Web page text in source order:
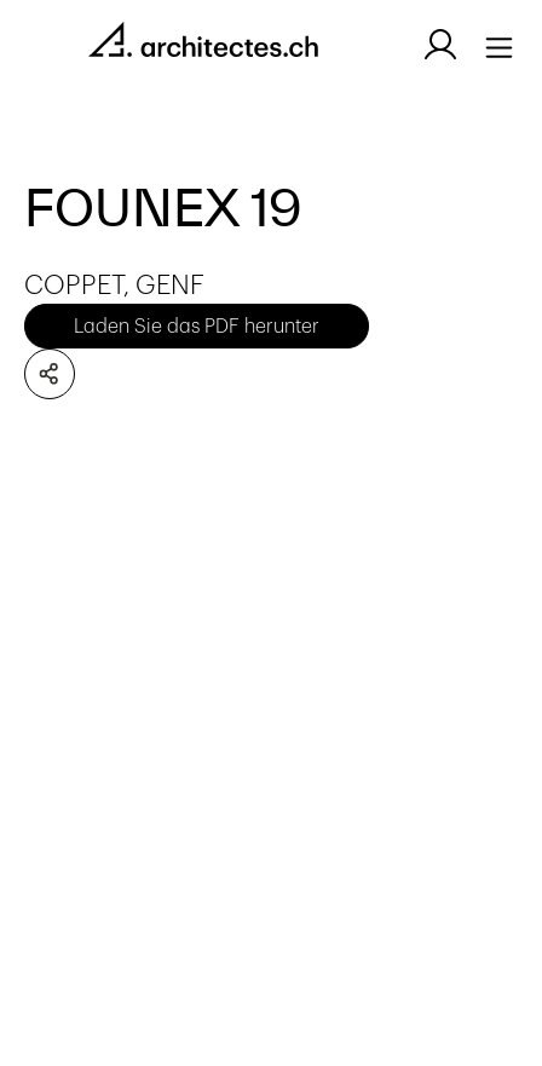
FOUNEX 19
COPPET, GENF
Laden Sie das PDF herunter